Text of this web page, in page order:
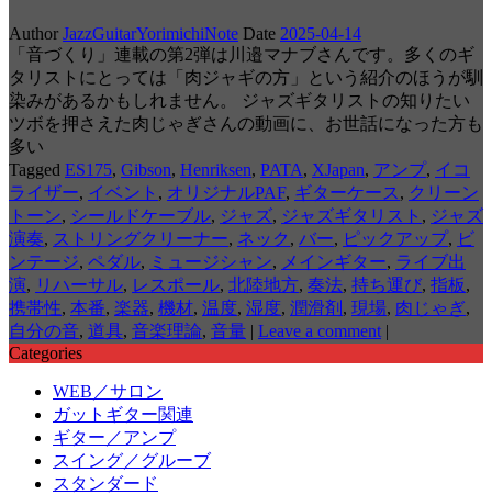
Author JazzGuitarYorimichiNote Date 2025-04-14
「音づくり」連載の第2弾は川邉マナブさんです。多くのギ
タリストにとっては「肉ジャギの方」という紹介のほうが馴
染みがあるかもしれません。 ジャズギタリストの知りたい
ツボを押さえた肉じゃぎさんの動画に、お世話になった方も
多い
Tagged ES175, Gibson, Henriksen, PATA, XJapan, アンプ, イコ
ライザー, イベント , オリジナルPAF, ギターケース , クリーン
トーン, シールドケーブル, ジャズ, ジャズギタリスト , ジャズ
演奏, ストリングクリーナー, ネック , バー, ピックアップ, ビ
ンテージ, ペダル, ミュージシャン, メインギター, ライブ出
演, リハーサル, レスポール, 北陸地方, 奏法, 持ち運び, 指板,
携帯性, 本番, 楽器, 機材, 温度, 湿度, 潤滑剤 , 現場, 肉じゃぎ,
自分の音, 道具, 音楽理論, 音量 | Leave a comment |
Categories
WEB／サロン
ガットギター関連
ギター／アンプ
スイング／グルーブ
スタンダード